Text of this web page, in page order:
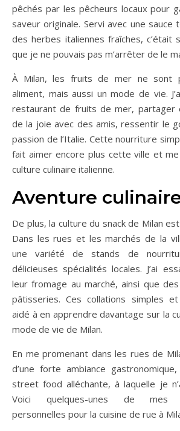
pêchés par les pêcheurs locaux pour
saveur originale. Servi avec une
des herbes italiennes fraîches, c’était
que je ne pouvais pas m’arrêter de le
À Milan, les fruits de mer ne sont
aliment, mais aussi un mode de vie.
restaurant de fruits de mer, partager
de la joie avec des amis, ressentir le
passion de l’Italie. Cette nourriture
fait aimer encore plus cette ville et
culture culinaire italienne.
Aventure
De plus, la culture du snack de Milan
Dans les rues et les marchés de la
une variété de stands de
délicieuses spécialités locales. J’ai
leur fromage au marché, ainsi que
pâtisseries. Ces collations simples et
aidé à en apprendre davantage sur la
mode de vie de Milan.
En me promenant dans les rues de
d’une forte ambiance
street food alléchante, à laquelle je
Voici quelques-unes de mes
personnelles pour la cuisine de rue à